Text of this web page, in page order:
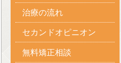
治療の流れ
セカンドオピニオン
無料矯正相談